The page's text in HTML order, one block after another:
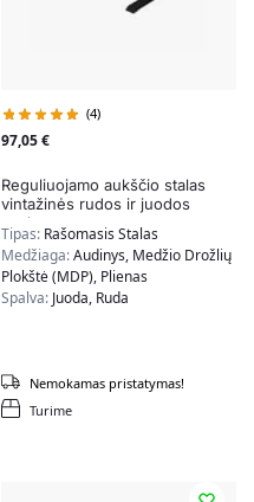
(4)
97,05€
Reguliuojamo aukščio stalas
vintažinės rudos ir juodos
spalvos
Tipas: Rašomasis Stalas
Medžiaga:Audinys, Medžio Drožlių
Plokštė (MDP), Plienas
Spalva: Juoda, Ruda
Turime
Nemokamas pristatymas!